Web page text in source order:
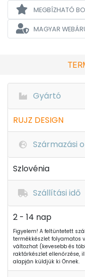
MEGBÍZHATÓ
MAGYAR
Gyártó
RUJZ DESIGN
Származási
Szlovénia
Szállítási idő
2 - 14 nap
Figyelem! A feltüntetett
termékkészlet folyamatos
változhat (kevesebb és
raktárkészlet ellenőrzése,
alapján küldjük ki Önnek.